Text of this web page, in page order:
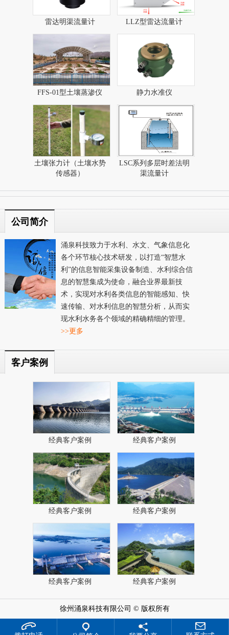
雷达明渠流量计 LLZ型雷达流量计​
FFS-01型土壤蒸渗仪 静力水准仪
土壤张力计（土壤水势
传感器）
LSC系列多层时差法明
渠流量计
公司简介
涌泉科技致力于水利、水文、气象信息化
各个环节核心技术研发，以打造“智慧水
利”的信息智能采集设备制造、水利综合信
息的智慧集成为使命，融合业界最新技
术，实现对水利各类信息的智能感知、快
速传输、对水利信息的智慧分析，从而实
现水利水务各个领域的精确精细的管理。
>>更多
客户案例
经典客户案例 经典客户案例
经典客户案例 经典客户案例
经典客户案例 经典客户案例
徐州涌泉科技有限公司 © 版权所有